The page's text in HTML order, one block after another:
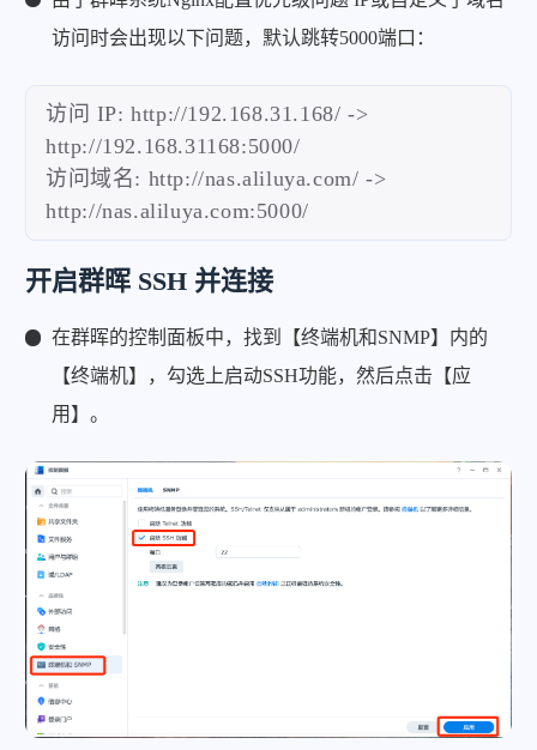
访问时会出现以下问题，默认跳转5000端口：
访问 IP: http://192.168.31.168/ ->
http://192.168.31168:5000/
访问域名: http://nas.aliluya.com/ ->
http://nas.aliluya.com:5000/
开启群晖 SSH 并连接
在群晖的控制面板中，找到【终端机和SNMP】内的
【终端机】，勾选上启动SSH功能，然后点击【应
用】。